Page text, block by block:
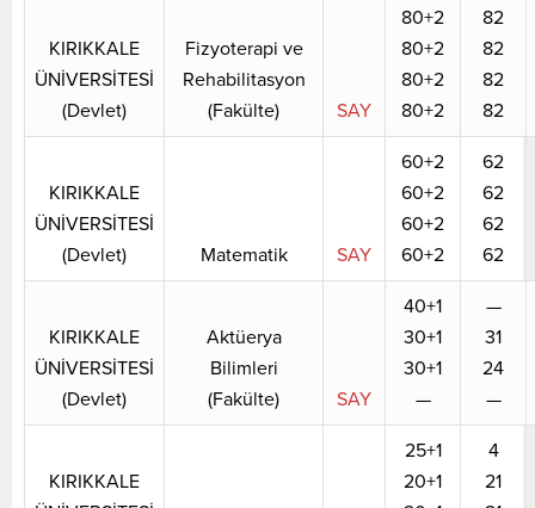
KIRIKKALE
ÜNİVERSİTESİ
(Devlet)
Fizyoterapi ve
Rehabilitasyon
(Fakülte)
SAY
80+2
80+2
80+2
80+2
82
82
82
82
KIRIKKALE
ÜNİVERSİTESİ
(Devlet)
Matematik SAY
60+2
60+2
60+2
60+2
62
62
62
62
KIRIKKALE
ÜNİVERSİTESİ
(Devlet)
Aktüerya
Bilimleri
(Fakülte)
SAY
40+1
30+1
30+1
—
—
31
24
—
KIRIKKALE
25+1
20+1
4
21